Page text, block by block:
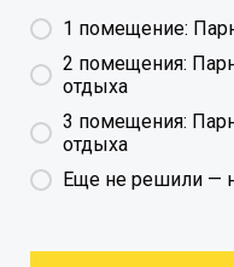
1 помещение:
2 помещения:
отдыха
3 помещения:
отдыха
Еще не решили —